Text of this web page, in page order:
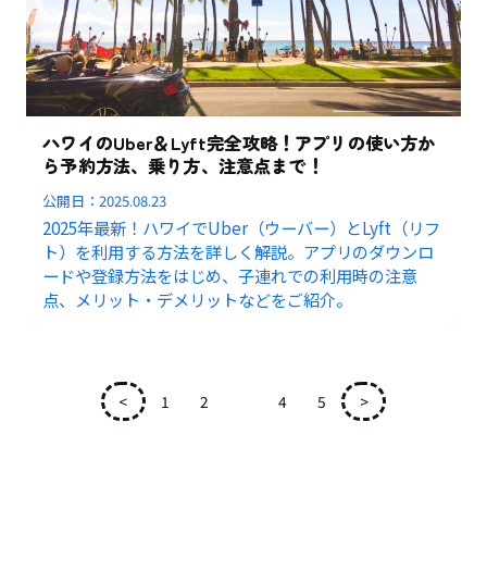
ハワイのUber＆Lyft完全攻略！アプリの使い方か
ら予約方法、乗り方、注意点まで！
公開日：2025.08.23
2025年最新！ハワイでUber（ウーバー）とLyft（リフ
ト）を利用する方法を詳しく解説。アプリのダウンロ
ードや登録方法をはじめ、子連れでの利用時の注意
点、メリット・デメリットなどをご紹介。
< 1 2 4 5 >